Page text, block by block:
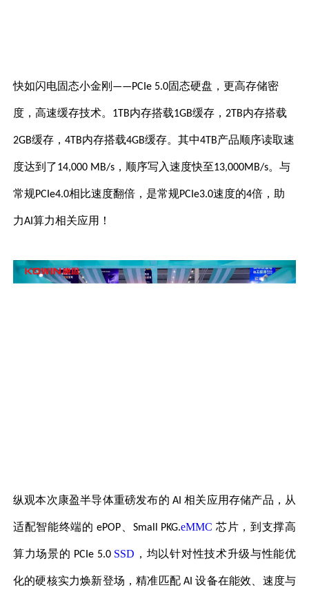
快如闪电固态小金刚 ——PCIe 5.0固态硬盘 ，更高存储密
度，高速缓存技术。 1TB内存搭载1GB缓存， 2TB内存搭载
2GB缓存，4TB内存搭载4GB缓存。其中4TB产品顺序读取速
度达到了14,000 MB/s ，顺序写入速度快至13,000MB/s。与
常规PCIe4.0相比速度翻倍，是常规PCIe3.0速度的4倍，助
力AI算力相关应用！
纵观本次康盈半导体重磅发布的 AI相关应用存储产品，从
适配智能终端的ePOP Small PKG.eMMC 芯片，到支撑高
算力场景的 PCIe 5.0 SSD ，均以针对性技术升级与性能优
化的硬核实力焕新登场，精准匹配AI设备在能效、速度与